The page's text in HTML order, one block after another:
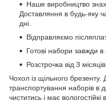
Наше виробництво
Доставляння в будь-яку
дні.
Відправляємо
Готові набори завжди в
Розстрочка від 3
Чохол із щільного
транспортування наборів в
чиститись і має